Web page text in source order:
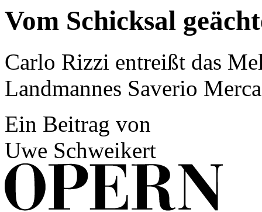
Vom Schicksal
Carlo Rizzi entreißt das
Landmannes Saverio
Ein Beitrag von
Uwe Schweikert